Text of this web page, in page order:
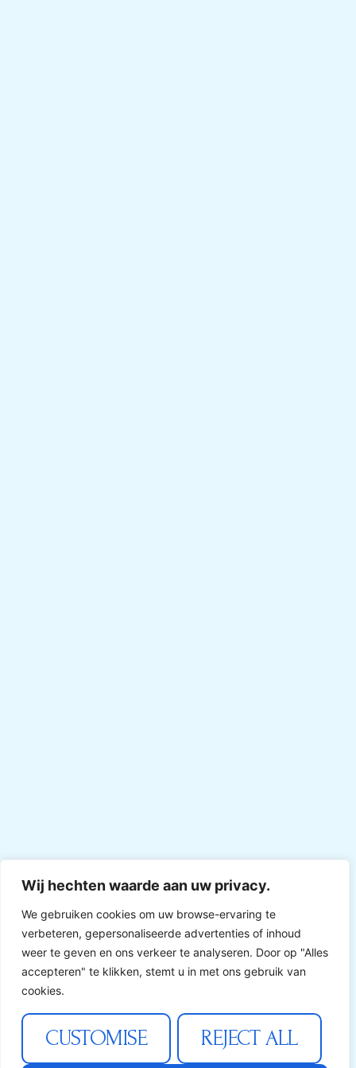
Wij hechten waarde aan uw privacy.
We gebruiken cookies om uw browse-ervaring te
verbeteren, gepersonaliseerde advertenties of inhoud
weer te geven en ons verkeer te analyseren. Door op "Alles
accepteren" te klikken, stemt u in met ons gebruik van
cookies.
CUSTOMISE REJECT ALL